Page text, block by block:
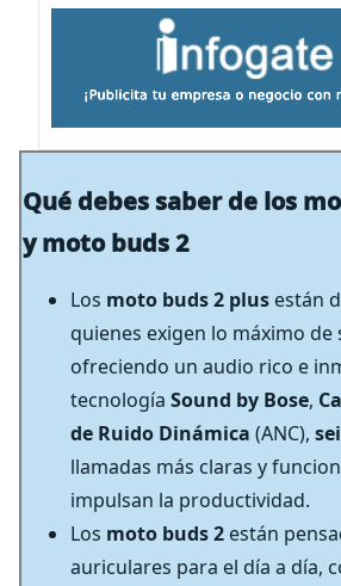
Qué debes saber de los
y moto buds 2
Los moto buds 2 plus están
quienes exigen lo máximo de
ofreciendo un audio rico e
tecnología Sound by Bose,
de Ruido Dinámica (ANC),
llamadas más claras y
impulsan la productividad.
Los moto buds 2 están
auriculares para el día a día,